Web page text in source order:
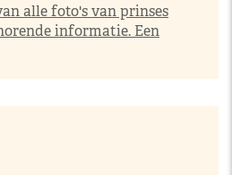
alle foto's van prinses
informatie. Een